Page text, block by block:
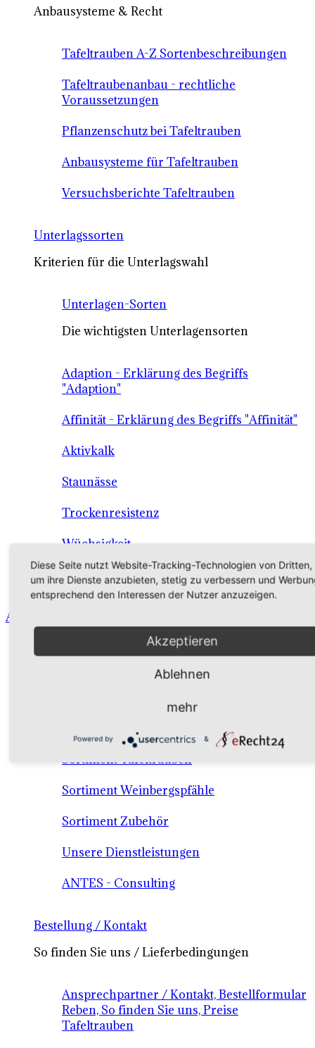
Anbausysteme & Recht
Tafeltrauben A-Z Sortenbeschreibungen
Tafeltraubenanbau - rechtliche
Voraussetzungen
Pflanzenschutz bei Tafeltrauben
Anbausysteme für Tafeltrauben
Versuchsberichte Tafeltrauben
Unterlagssorten
Kriterien für die Unterlagswahl
Unterlagen-Sorten
Die wichtigsten Unterlagensorten
Adaption - Erklärung des Begriffs
"Adaption"
Affinität - Erklärung des Begriffs "Affinität"
Aktivkalk
Staunässe
Trockenresistenz
Wüchsigkeit
Die Unterlage als Grundlage der
Qualitätssicherung
Angebot - Sortiment - Verkauf - Shop
Verkaufssortiment Keltertrauben & Tafeltrauben
Sortiment Keltertraubensorten
Sortiment Tafeltrauben
Sortiment Weinbergspfähle
Sortiment Zubehör
Unsere Dienstleistungen
ANTES - Consulting
Bestellung / Kontakt
So finden Sie uns / Lieferbedingungen
Ansprechpartner / Kontakt, Bestellformular
Reben, So finden Sie uns, Preise
Tafeltrauben
Diese Seite nutzt Website-Tracking-Technologien von Dritten,
um ihre Dienste anzubieten, stetig zu verbessern und
entsprechend den Interessen der Nutzer anzuzeigen.
Akzeptieren
Ablehnen
mehr
Powered by &